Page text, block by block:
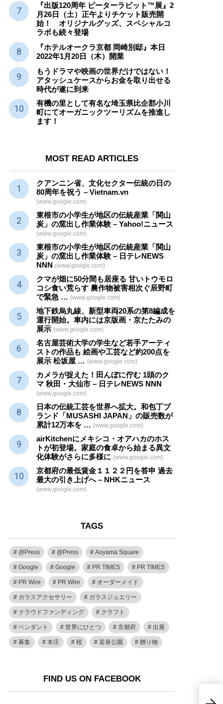
「“
『出版120周年 ピーターラビット™展』2
月26日（土）正午よりチケット販売開
始！ オリジナルグッズ、スペシャルコ
ラボも続々登場
『ホテルオークラ京都 岡崎別邸』本日
2022年1月20日（木）開業
もうドラマや映画の世界だけではない！
アタッシュケースからお金を取り出せる
時代が遂に到来
有機の里として有名な埼玉県比企郡小川
町にてオーガニックツーリズムを推進し
ます！
MOST READ ARTICLES
クアンニン省、文化セクター伝統の日の
80周年を祝う – Vietnam.vn
(www.google.com)
東根市の小学生が地区の伝統産業 「関山
炭」の窯出し作業体験 – Yahoo!ニュース
(www.google.com)
東根市の小学生が地区の伝統産業 「関山
炭」の窯出し作業体験 – 日テレNEWS
NNN (www.google.com)
クマが畑に50分間も居座る 甘いトウモロ
コシ食い荒らす 農作物被害相次ぐ辰野町
で緊急 … (www.google.com)
地下鉄烏丸線、新型車両20系の第8編成を
運行開始。車内には京版画・京たたみの
展示 (www.google.com)
名古屋芸術大学の学生など若手アーティ
ストの作品も 絵画や工芸など約200点を
展示 松坂屋 … (www.google.com)
カメラが捉えた！田んぼに佇む 1頭のク
マ 秋田・大仙市 – 日テレNEWS NNN
(www.google.com)
日本の伝統工芸を世界へ拡大。和包丁ブ
ランド「MUSASHI JAPAN」の販売数が
累計12万本を … (www.google.com)
airKitchenにメキシコ・オアハカのホス
トが初登場。家庭の食卓から始まる異文
化体験がさらに多様に (www.google.com)
京都府の最低賃金１１２２円を答申 過去
最大の引き上げへ – NHKニュース
(www.google.com)
TAGS
@Press @Press Aoyama Square
Google Google PR TIMES PR TIMES
PR Wire PR Wire オーダーメイド
ガラスアクセサリー ガラスジュエリー
クラウドファンディング クラフト
ペンダント 世界にひとつ 京都府 出展
募集 本庄 桜 若泉公園 贈り物
FIND US ON FACEBOOK